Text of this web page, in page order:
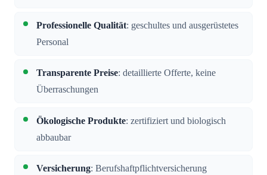
Professionelle Qualität: geschultes und ausgerüstetes
Personal
Transparente Preise: detaillierte Offerte, keine
Überraschungen
Ökologische Produkte: zertifiziert und biologisch
abbaubar
Versicherung: Berufshaftpflichtversicherung